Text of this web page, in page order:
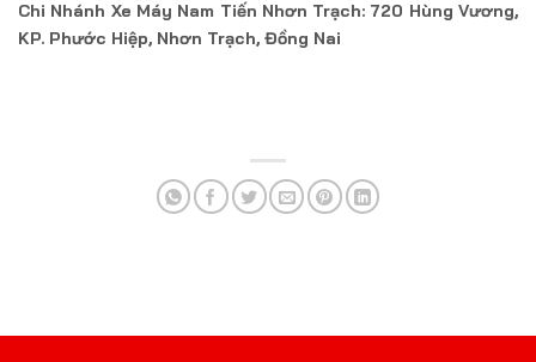
Chi Nhánh Xe Máy Nam Tiến Nhơn Trạch: 720 Hùng Vương,
KP. Phước Hiệp, Nhơn Trạch, Đồng Nai